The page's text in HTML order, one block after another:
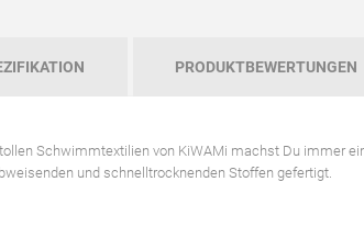
PRODUKTBEWERTUNGEN
Schwimmtextilien von KiWAMi machst Du immer
und schnelltrocknenden Stoffen gefertigt.